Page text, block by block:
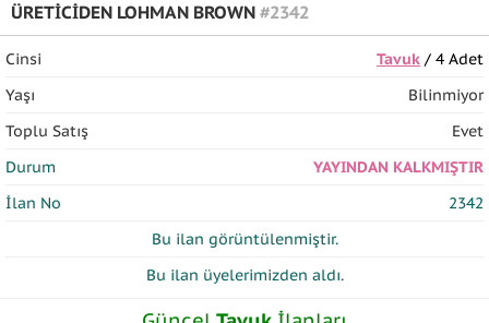
ÜRETİCİDEN LOHMAN BROWN #2342
Cinsi Tavuk/ 4 Adet
Yaşı
Bilinmiyor
Toplu Satış
Evet
Durum
YAYINDAN KALKMIŞTIR
İlan No
2342
Bu ilan görüntülenmiştir.
Bu ilan üyelerimizden aldı.